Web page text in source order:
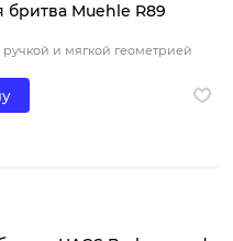
бритва Muehle R89
и мягкой геометрией